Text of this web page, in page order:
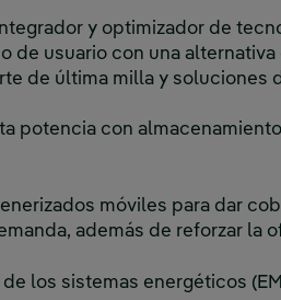
y optimizador de
de usuario con una
de última milla y soluciones
potencia con
móviles para dar
además de reforzar la
los sistemas energéticos